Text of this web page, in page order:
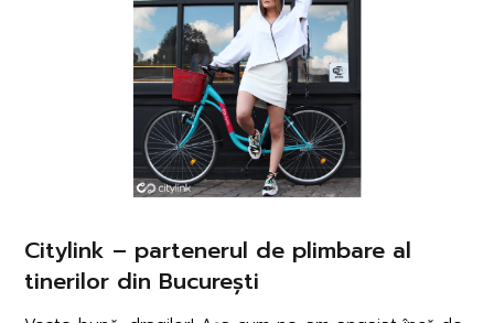
Citylink – partenerul de plimbare al
tinerilor din București